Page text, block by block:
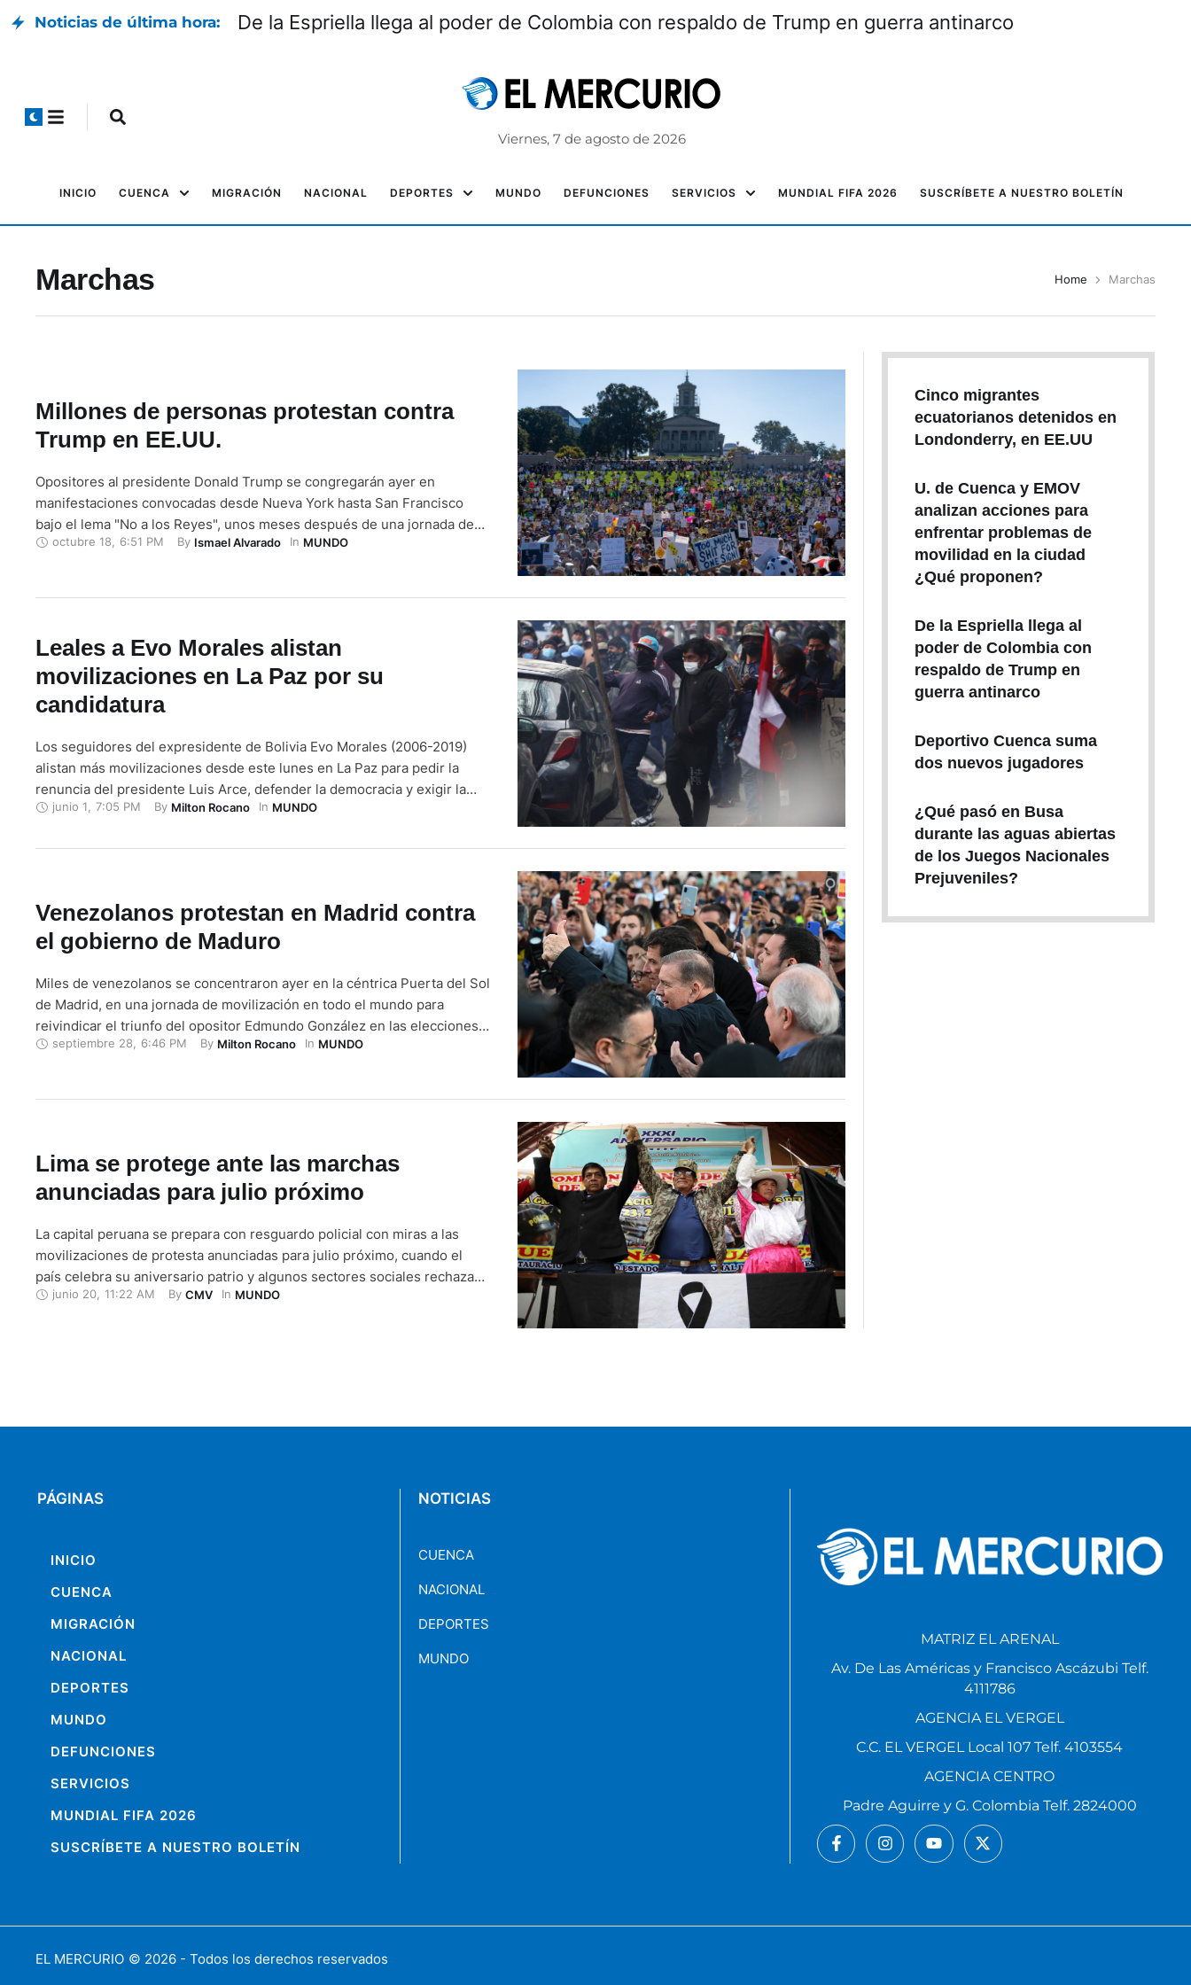
Noticias de última hora: De la Espriella llega al poder de Colombia con respaldo de Trump en guerra antinarco
Viernes, 7 de agosto de 2026
INICIO CUENCA MIGRACIÓN NACIONAL DEPORTES MUNDO DEFUNCIONES SERVICIOS MUNDIAL FIFA 2026 SUSCRÍBETE A NUESTRO BOLETÍN
Marchas Home Marchas
Millones de personas protestan contra
Trump en EE.UU.
Opositores al presidente Donald Trump se congregarán ayer en
manifestaciones convocadas desde Nueva York hasta San Francisco
bajo el lema "No a los Reyes", unos meses después de una jornada de
protesta en la que millones de personas salieron a las calles. "El
octubre 18 6:51 PM By Ismael Alvarado In MUNDO
Leales a Evo Morales alistan
movilizaciones en La Paz por su
candidatura
Los seguidores del expresidente de Bolivia Evo Morales (2006-2019)
alistan más movilizaciones desde este lunes en La Paz para pedir la
renuncia del presidente Luis Arce, defender la democracia y exigir la
inscripción de su líder como candidato presidencial para las elecciones
otros sectores fieles …
junio 1 7:05 PM By Milton Rocano In MUNDO
Venezolanos protestan en Madrid contra
el gobierno de Maduro
Miles de venezolanos se concentraron ayer en la céntrica Puerta del Sol
de Madrid, en una jornada de movilización en todo el mundo para
reivindicar el triunfo del opositor Edmundo González en las elecciones
del 28 de julio en Venezuela y exigir su investidura como presidente del
septiembre 28 6:46 PM By Milton Rocano In MUNDO
Lima se protege ante las marchas
anunciadas para julio próximo
La capital peruana se prepara con resguardo policial con miras a las
movilizaciones de protesta anunciadas para julio próximo, cuando el
país celebra su aniversario patrio y algunos sectores sociales rechazan
que la presidenta Dina Boluarte siga en el cargo hasta 2026. La Policía
junio 20 11:22 AM By CMV In MUNDO
Cinco migrantes
ecuatorianos detenidos en
Londonderry, en EE.UU
U. de Cuenca y EMOV
analizan acciones para
enfrentar problemas de
movilidad en la ciudad
¿Qué proponen?
De la Espriella llega al
poder de Colombia con
respaldo de Trump en
guerra antinarco
Deportivo Cuenca suma
dos nuevos jugadores
¿Qué pasó en Busa
durante las aguas abiertas
de los Juegos Nacionales
Prejuveniles?
PÁGINAS
INICIO
CUENCA
MIGRACIÓN
NACIONAL
DEPORTES
MUNDO
DEFUNCIONES
SERVICIOS
MUNDIAL FIFA 2026
SUSCRÍBETE A NUESTRO BOLETÍN
NOTICIAS
CUENCA
NACIONAL
DEPORTES
MUNDO
MATRIZ EL ARENAL
Av. De Las Américas y Francisco Ascázubi Telf.
4111786
AGENCIA EL VERGEL
C.C. EL VERGEL Local 107 Telf. 4103554
AGENCIA CENTRO
Padre Aguirre y G. Colombia Telf. 2824000
EL MERCURIO © 2026 - Todos los derechos reservados